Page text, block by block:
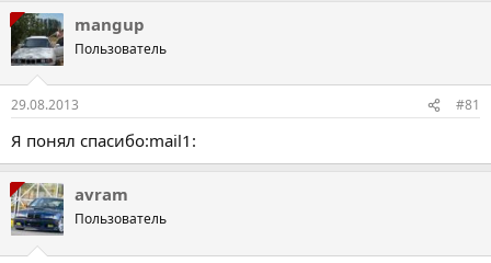
mangup
Пользователь
29.08.2013 #81
Я понял спасибо:mail1:
avram
Пользователь